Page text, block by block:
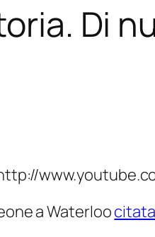
Di
a Waterloocitata